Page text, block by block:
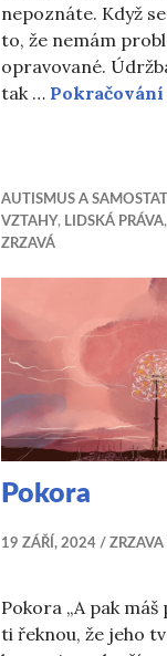
nepoznáte. Když
to, že nemám
opravované.
tak …
AUTISMUS A
VZTAHY, LIDSKÁ PRÁVA,
ZRZAVÁ
Pokora
19 ZÁŘÍ, 2024
Pokora „A pak
ti řeknou, že jeho